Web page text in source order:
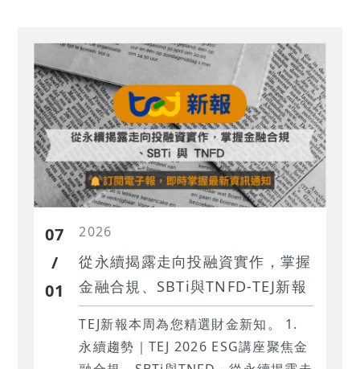
07
/
01
2026
從永續揭露走向投融資實作，掌握
金融合規、SBTi與TNFD-TEJ新報
TEJ新報本周為您精選財金新知。 1.
‍永續趨勢｜TEJ 2026 ESG講座聚焦金